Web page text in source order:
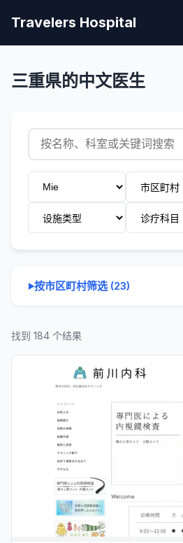
Travelers Hospital
三重県的中文医生
按市区町村筛选 (23)
找到 184 个结果